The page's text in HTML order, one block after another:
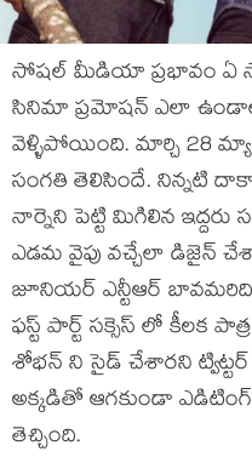
సోషల్ మీడియా ప్రభావం ఏ
సినిమా ప్రమోషన్ ఎలా
వెళ్ళిపోయింది. మార్చి 28
సంగతి తెలిసిందే. నిన్నటి
నార్నెని పెట్టి మిగిలిన
ఎడమ వైపు వచ్చేలా డిజైన్
జూనియర్ ఎన్టీఆర్ బావమరిది
ఫస్ట్ పార్ట్ సక్సెస్ లో కీలక
శోభన్ ని సైడ్ చేశారని
అక్కడితో ఆగకుండా
తెచ్చింది.